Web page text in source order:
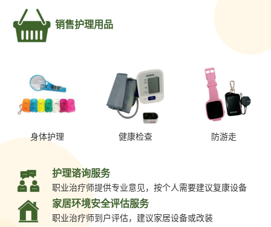
销售护理用品
身体护理 健康检查 防游走
护理谘询服务
职业治疗师提供专业意见，按个人需要建议复康设备
家居环境安全评估服务
职业治疗师到户评估，建议家居设备或改装